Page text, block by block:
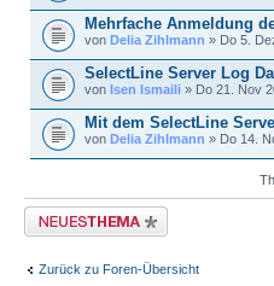
Mehrfache Anmeldung
von Delia Zihlmann » Do 5.
SelectLine Server Log
von Isen Ismaili » Do 21. Nov
Mit dem SelectLine
von Delia Zihlmann » Do 14.
Neues Thema erstellen
Zurück zu Foren-Übersicht